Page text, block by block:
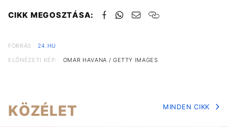
CIKK MEGOSZTÁSA:
FORRÁS
24.HU
ELŐNÉZETI KÉP:
OMAR HAVANA / GETTY IMAGES
KÖZÉLET MINDEN CIKK